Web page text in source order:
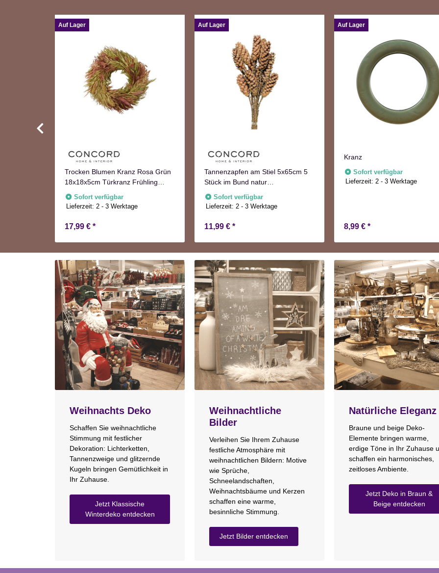
Auf Lager
Trocken Blumen Kranz Rosa Grün
18x18x5cm Türkranz Frühling
Herbst
Sofort verfügbar
Lieferzeit:2 - 3 Werktage
17,99 € *
Auf Lager
Tannenzapfen am Stiel 5x65cm 5
Stück im Bund natur
Adventskranzdeko
Sofort verfügbar
Lieferzeit:2 - 3 Werktage
11,99 € *
Auf Lager
Kranz
Sofort verfügbar
Lieferzeit:2 - 3 Werktage
8,99 € *
Weihnachts Deko
Schaffen Sie weihnachtliche
Stimmung mit festlicher
Dekoration: Lichterketten,
Tannenzweige und glitzernde
Kugeln bringen Gemütlichkeit in
Ihr Zuhause.
Jetzt Klassische
Winterdeko entdecken
Weihnachtliche
Bilder
Verleihen Sie Ihrem Zuhause
festliche Atmosphäre mit
weihnachtlichen Bildern: Motive
wie Sprüche,
Schneelandschaften,
Weihnachtsbäume und Kerzen
schaffen eine warme,
besinnliche Stimmung.
Jetzt Bilder entdecken
Natürliche Eleganz
Braune und beige Deko-
Elemente bringen warme,
erdige Töne in Ihr Zuhause
schaffen ein harmonisches,
zeitloses Ambiente.
Jetzt Deko in Braun &
Beige entdecken